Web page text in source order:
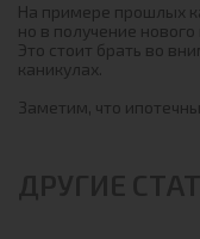
На примере прошлых
но в получение
Это стоит брать во
каникулах.
Заметим, что